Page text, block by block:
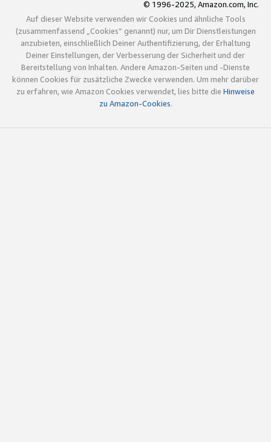
© 1996-2025, Amazon.com, Inc.
Auf dieser Website verwenden wir Cookies und ähnliche Tools
(zusammenfassend „Cookies“ genannt) nur, um Dir Dienstleistungen
anzubieten, einschließlich Deiner Authentifizierung, der Erhaltung
Deiner Einstellungen, der Verbesserung der Sicherheit und der
Bereitstellung von Inhalten. Andere Amazon-Seiten und -Dienste
können Cookies für zusätzliche Zwecke verwenden. Um mehr darüber
zu erfahren, wie Amazon Cookies verwendet, lies bitte die Hinweise
zu Amazon-Cookies.